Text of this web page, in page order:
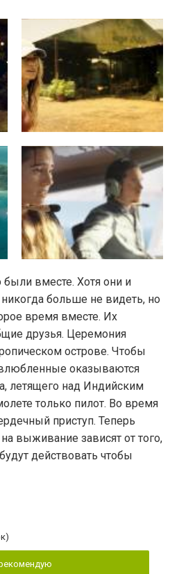
вместе. Хотя они и
больше не видеть, но
время вместе. Их
друзья. Церемония
острове. Чтобы
оказываются
летящего над Индийским
только пилот. Во время
приступ. Теперь
выживание зависят от того,
действовать чтобы